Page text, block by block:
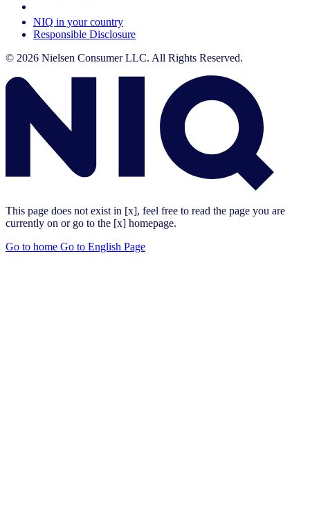
NIQ in your country
Responsible Disclosure
© 2026 Nielsen Consumer LLC. All Rights Reserved.
This page does not exist in [x], feel free to read the page you are
currently on or go to the [x] homepage.
Go to home Go to English Page